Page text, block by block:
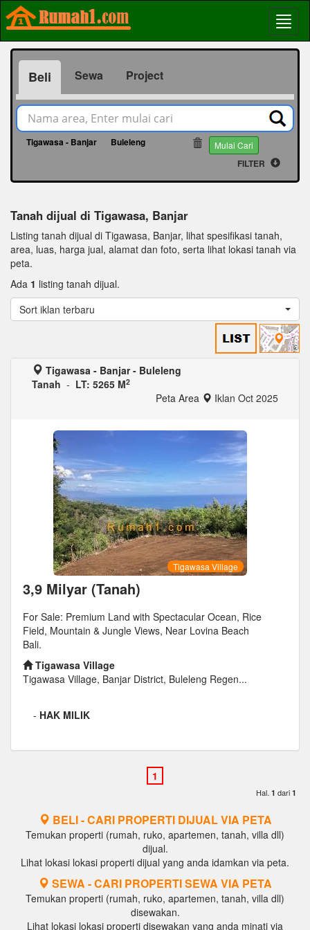
Beli Sewa Project
Tigawasa - Banjar Buleleng Mulai Cari
FILTER
Tanah dijual di Tigawasa, Banjar
Listing tanah dijual di Tigawasa, Banjar, lihat spesifikasi tanah,
area, luas, harga jual, alamat dan foto, serta lihat lokasi tanah via
peta.
Ada 1 listing tanah dijual.
Sort iklan terbaru
Tigawasa - Banjar - Buleleng
Tanah - LT: 5265 M2
Peta Area Iklan Oct 2025
Tigawasa Village
3,9 Milyar (Tanah)
For Sale: Premium Land with Spectacular Ocean, Rice
Field, Mountain & Jungle Views, Near Lovina Beach
Bali.
Tigawasa Village
Tigawasa Village, Banjar District, Buleleng Regen...
- HAK MILIK
Hal. 1 dari 1
BELI - CARI PROPERTI DIJUAL VIA PETA
Temukan properti (rumah, ruko, apartemen, tanah, villa dll)
dijual.
Lihat lokasi lokasi properti dijual yang anda idamkan via peta.
SEWA - CARI PROPERTI SEWA VIA PETA
Temukan properti (rumah, ruko, apartemen, tanah, villa dll)
disewakan.
Lihat lokasi lokasi properti disewakan yang anda minati via